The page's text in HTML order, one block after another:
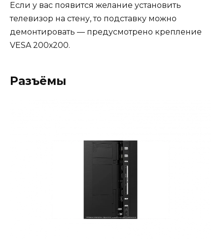
Если у вас появится желание установить
телевизор на стену, то подставку можно
демонтировать — предусмотрено крепление
VESA 200х200.
Разъёмы